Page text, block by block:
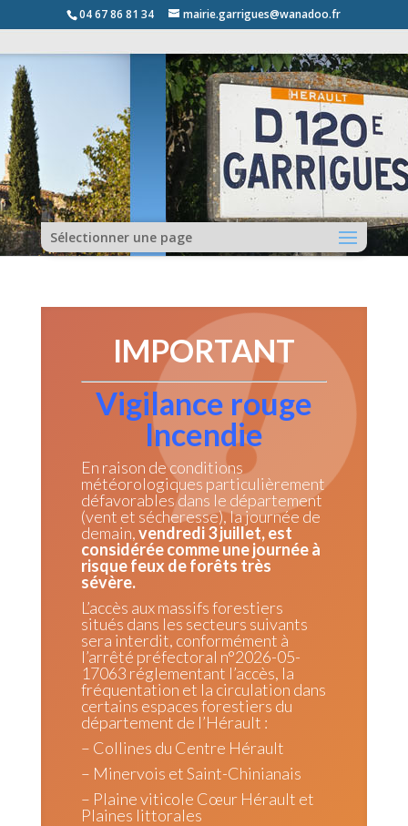
04 67 86 81 34 mairie.garrigues@wanadoo.fr
Sélectionner une page
IMPORTANT
Vigilance rouge
Incendie
En raison de conditions
météorologiques particulièrement
défavorables dans le département
(vent et sécheresse), la journée de
demain,vendredi 3 juillet, est
considérée comme une journée à
risque feux de forêts très
sévère.
L’accès aux massifs forestiers
situés dans les secteurs suivants
sera interdit, conformément à
l’arrêté préfectoral n°2026-05-
17063 réglementant l’accès, la
fréquentation et la circulation dans
certains espaces forestiers du
département de l’Hérault :
– Collines du Centre Hérault
– Minervois et Saint-Chinianais
– Plaine viticole Cœur Hérault et
Plaines littorales